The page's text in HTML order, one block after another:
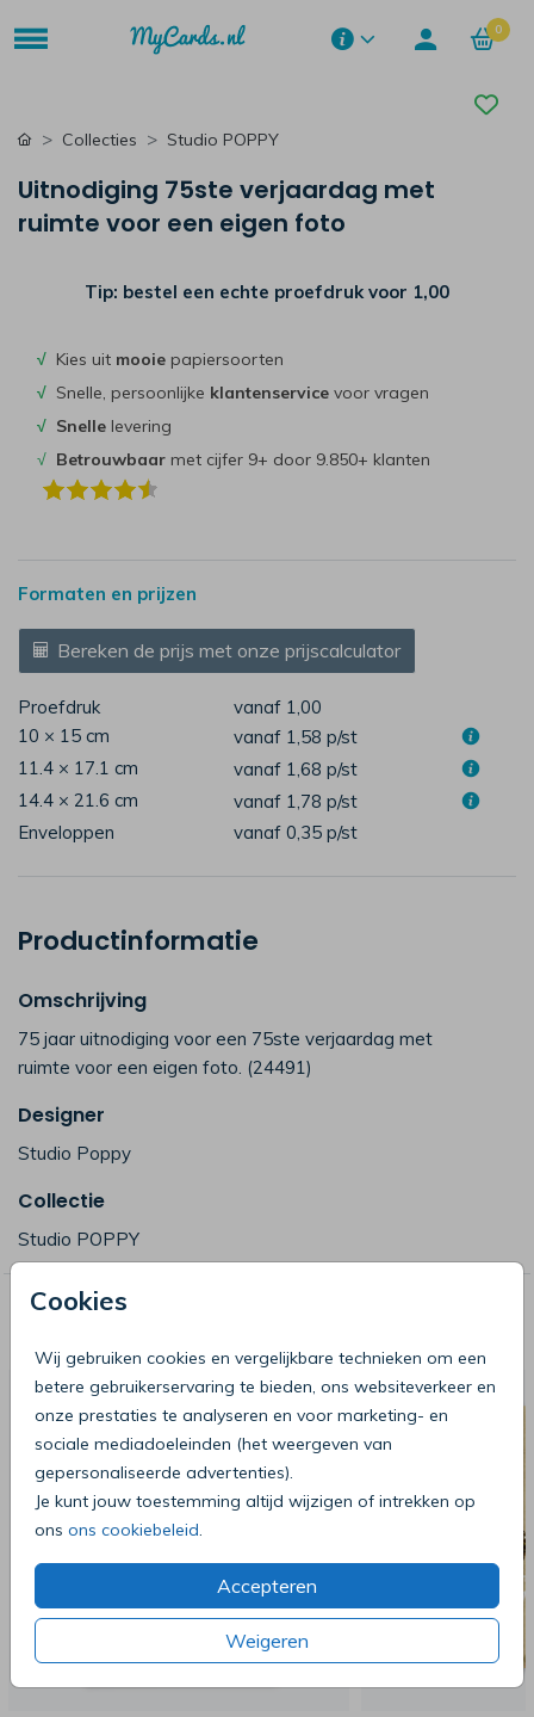
0
Cookies
Wij gebruiken cookies en vergelijkbare technieken om een
betere gebruikerservaring te bieden, ons websiteverkeer en
onze prestaties te analyseren en voor marketing- en
sociale mediadoeleinden (het weergeven van
gepersonaliseerde advertenties).
Je kunt jouw toestemming altijd wijzigen of intrekken op
ons ons cookiebeleid
Accepteren
Weigeren
Collecties Studio POPPY
Uitnodiging 75ste verjaardag met
ruimte voor een eigen foto
Tip: bestel een echte proefdruk voor 1,00
√ Kies uit mooie papiersoorten
√ Snelle, persoonlijke klantenservice voor vragen
√ Snelle levering
√ Betrouwbaar met cijfer 9+ door 9.850+ klanten
Formaten en prijzen
Bereken de prijs met onze prijscalculator
Proefdruk
vanaf 1,00
10 × 15 cm
vanaf 1,58 p/st
11.4 × 17.1 cm
vanaf 1,68 p/st
14.4 × 21.6 cm
vanaf 1,78 p/st
Enveloppen
vanaf 0,35 p/st
Productinformatie
Omschrijving
75 jaar uitnodiging voor een 75ste verjaardag met
ruimte voor een eigen foto. (24491)
Designer
Studio Poppy
Collectie
Studio POPPY
Deze producten zijn wellicht ook iets
voor je